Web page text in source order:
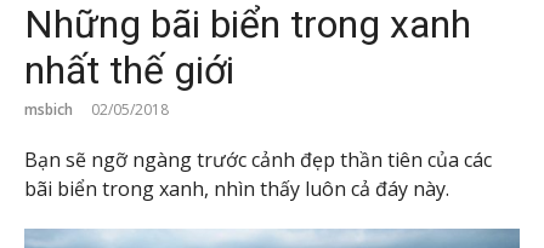
Những bãi biển trong xanh
nhất thế giới
msbich 02/05/2018
Bạn sẽ ngỡ ngàng trước cảnh đẹp thần tiên của các
bãi biển trong xanh, nhìn thấy luôn cả đáy này.